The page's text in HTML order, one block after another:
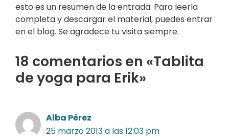
esto es un resumen de la entrada. Para leerla
completa y descargar el material, puedes entrar
en el blog. Se agradece tu visita siempre.
18 comentarios en «Tablita
de yoga para Erik»
Alba Pérez
25 marzo 2013 a las 12:03 pm